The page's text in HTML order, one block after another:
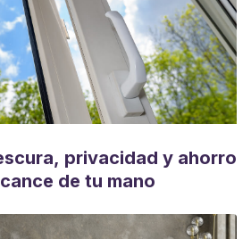
privacidad y ahorro
de tu mano